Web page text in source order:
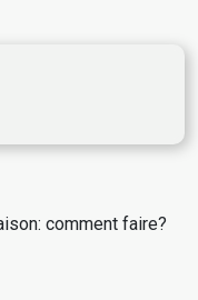
comment faire?